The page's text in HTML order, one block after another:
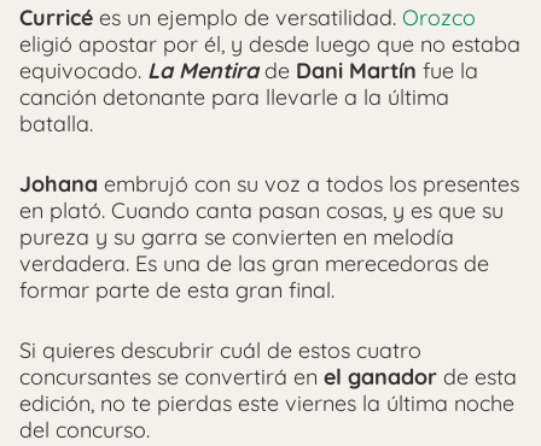
Curricé es un ejemplo de versatilidad. Orozco
eligió apostar por él, y desde luego que no estaba
equivocado. La Mentirade Dani Martín fue la
canción detonante para llevarle a la última
batalla.
Johana embrujó con su voz a todos los presentes
en plató. Cuando canta pasan cosas, y es que su
pureza y su garra se convierten en melodía
verdadera. Es una de las gran merecedoras de
formar parte de esta gran final.
Si quieres descubrir cuál de estos cuatro
concursantes se convertirá en el ganador de esta
edición, no te pierdas este viernes la última noche
del concurso.